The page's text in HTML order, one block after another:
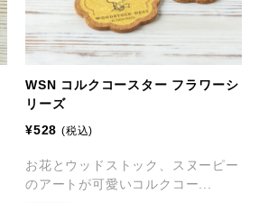
WSN コルクコースター フラワーシ
リーズ
¥528 (税込)
お花とウッドストック、スヌーピー
のアートが可愛いコルクコー...